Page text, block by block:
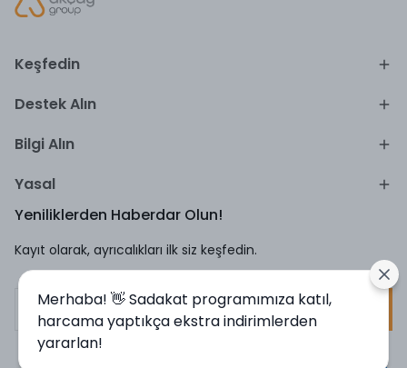
Keşfedin
Destek Alın
Bilgi Alın
Yasal
Yeniliklerden Haberdar Olun!
Kayıt olarak, ayrıcalıkları ilk siz keşfedin.
Merhaba! 👋 Sadakat programımıza katıl,
harcama yaptıkça ekstra indirimlerden
yararlan!